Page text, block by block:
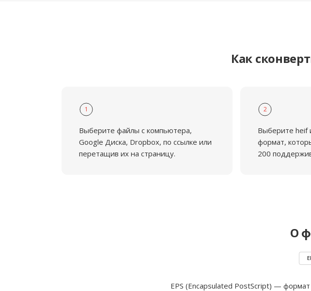
Как
1
Выберите файлы с компьютера,
Google Диска, Dropbox, по ссылке или
перетащив их на страницу.
2
Выберите heif
формат,
200
О
EPS (Encapsulated PostScript) —